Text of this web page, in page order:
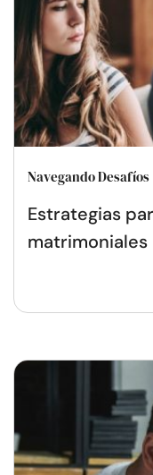
Navegando Desafíos
Estrategias
matrimoniales